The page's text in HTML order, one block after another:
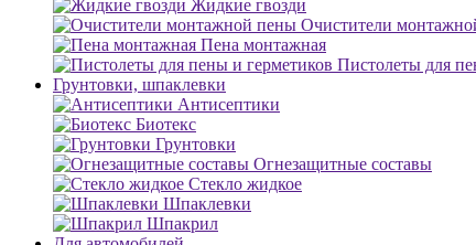
Жидкие гвозди
Очистители
Пена монтажная
Пистолеты для
Грунтовки, шпаклевки
Антисептики
Биотекс
Грунтовки
Огнезащитные составы
Стекло жидкое
Шпаклевки
Шпакрил